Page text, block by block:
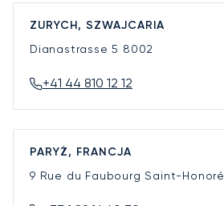
ZURYCH, SZWAJCARIA
Dianastrasse 5 8002
+41 44 810 12 12
PARYŻ, FRANCJA
9 Rue du Faubourg Saint-Honoré